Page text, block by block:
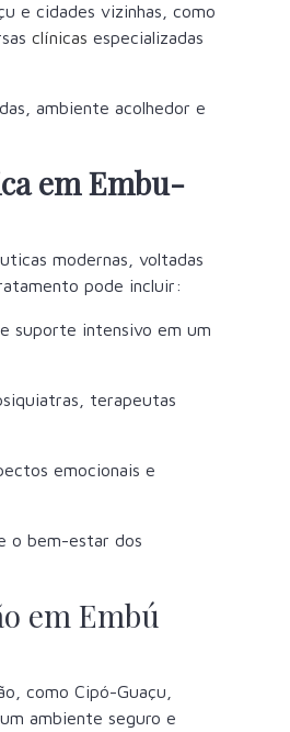
e cidades vizinhas, como
clínicas especializadas
ambiente acolhedor e
em Embu-
modernas, voltadas
pode incluir:
suporte intensivo em um
terapeutas
emocionais e
o bem-estar dos
em Embú
como Cipó-Guaçu,
ambiente seguro e